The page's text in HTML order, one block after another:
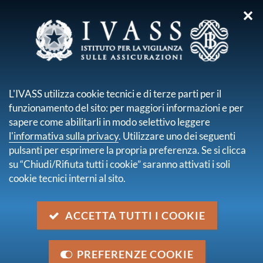
sei qui:
GESTIONE RAMI
La sezione contiene i dati del portafoglio diretto
italiano riguardanti i principali rami danni:
responsabilità civile auto (ramo 10), natanti (12) e
corpi di veicoli terrestri (3) o altri rami (1- infortuni, 2 -
malattia, 8 - incendio ed elementi naturali, 13 -
responsabilità civile generale).
✕
L'IVASS utilizza cookie tecnici e di terze parti per il
funzionamento del sito: per maggiori informazioni e per
sapere come abilitarli in modo selettivo leggere
l'informativa sulla privacy. Utilizzare uno dei seguenti
pulsanti per esprimere la propria preferenza. Se si clicca
su “Chiudi/Rifiuta tutti i cookie” saranno attivati i soli
cookie tecnici interni al sito.
ACCETTA TUTTI I COOKIE
PREFERENZE COOKIE